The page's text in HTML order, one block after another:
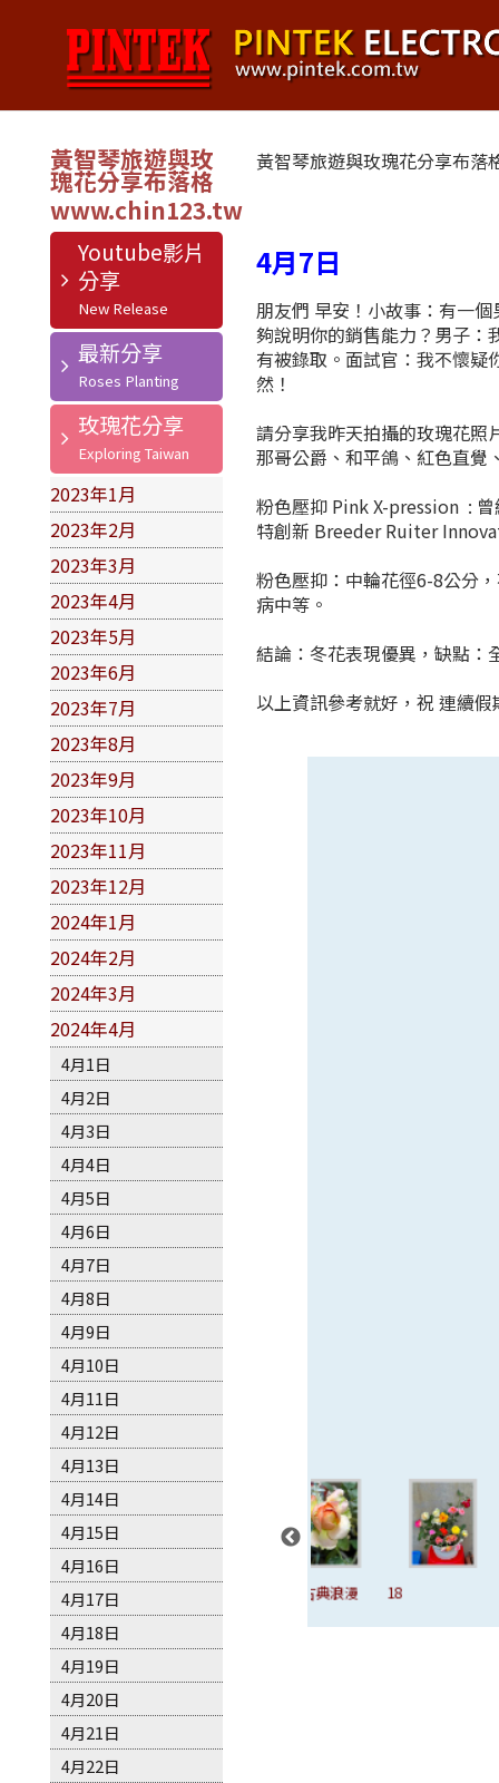
黃智琴旅遊與玫
瑰花分享布落格
Youtube影片
分享
最新分享
玫瑰花分享
2023年1月
2023年2月
2023年3月
2023年4月
2023年5月
2023年6月
2023年7月
2023年8月
2023年9月
2023年10月
2023年11月
2023年12月
2024年1月
2024年2月
2024年3月
2024年4月
4月1日
4月2日
4月3日
4月4日
4月5日
4月6日
4月7日
4月8日
4月9日
4月10日
4月11日
4月12日
4月13日
4月14日
4月15日
4月16日
4月17日
4月18日
4月19日
4月20日
4月21日
4月22日
黃智琴旅遊與玫瑰花分享布落
4月7日
朋友們 早安！小故事：有一
夠說明你的銷售能力？男子：
有被錄取。面試官：我不懷疑
然！
請分享我昨天拍攝的玫瑰花照
那哥公爵、和平鴿、紅色直覺
粉色壓抑 Pink X-pression :
特創新 Breeder Ruiter
粉色壓抑：中輪花徑6-8公分
病中等。
結論：冬花表現優異，缺點：
以上資訊參考就好，祝 連續
16、溫暖 19